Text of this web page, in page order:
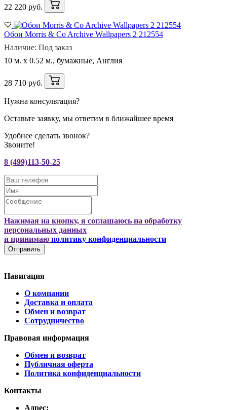
22 220 руб.
Обои Morris & Co Archive Wallpapers 2 212554
Наличие: Под заказ
10 м. x 0.52 м., бумажные, Англия
28 710 руб.
Нужна консультация?
Оставьте заявку, мы ответим в ближайшее время
Удобнее сделать звонок?
Звоните!
8 (499)113-50-25
Нажимая на кнопку, я соглашаюсь на обработку
персональных данных
и принимаю политику конфиденциальности
Отправить
Навигация
О компании
Доставка и оплата
Обмен и возврат
Сотрудничество
Правовая информация
Обмен и возврат
Публичная оферта
Политика конфиденциальности
Контакты
Адрес: